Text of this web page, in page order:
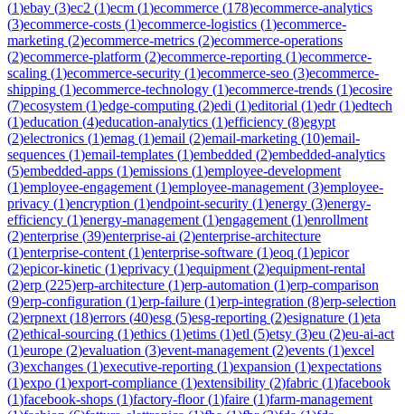
(1)ebay (3)ec2 (1)ecm (1)ecommerce (178)ecommerce-analytics
(3)ecommerce-costs (1)ecommerce-logistics (1)ecommerce-
marketing (2)ecommerce-metrics (2)ecommerce-operations
(2)ecommerce-platform (2)ecommerce-reporting (1)ecommerce-
scaling (1)ecommerce-security (1)ecommerce-seo (3)ecommerce-
shipping (1)ecommerce-technology (1)ecommerce-trends (1)ecosire
(7)ecosystem (1)edge-computing (2)edi (1)editorial (1)edr(1)edtech
(1)education (4)education-analytics (1)efficiency (8)egypt
(2)electronics (1)emag (1)email (2)email-marketing (10)email-
sequences (1)email-templates (1)embedded (2)embedded-analytics
(5)embedded-apps (1)emissions (1)employee-development
(1)employee-engagement (1)employee-management (3)employee-
privacy (1)encryption (1)endpoint-security (1)energy (3)energy-
efficiency (1)energy-management (1)engagement (1)enrollment
(2)enterprise (39)enterprise-ai (2)enterprise-architecture
(1)enterprise-content (1)enterprise-software (1)eoq (1)epicor
(2)epicor-kinetic (1)eprivacy (1)equipment (2)equipment-rental
(2)erp (225)erp-architecture (1)erp-automation (1)erp-comparison
(9)erp-configuration (1)erp-failure (1)erp-integration (8)erp-selection
(2)erpnext (18)errors (40)esg (5)esg-reporting (2)esignature (1)eta
(2)ethical-sourcing (1)ethics (1)etims (1)etl (5)etsy (3)eu (2)eu-ai-act
(1)europe (2)evaluation (3)event-management (2)events (1)excel
(3)exchanges (1)executive-reporting (1)expansion (1)expectations
(1)expo (1)export-compliance (1)extensibility (2)fabric (1)facebook
(1)facebook-shops (1)factory-floor(1)faire (1)farm-management